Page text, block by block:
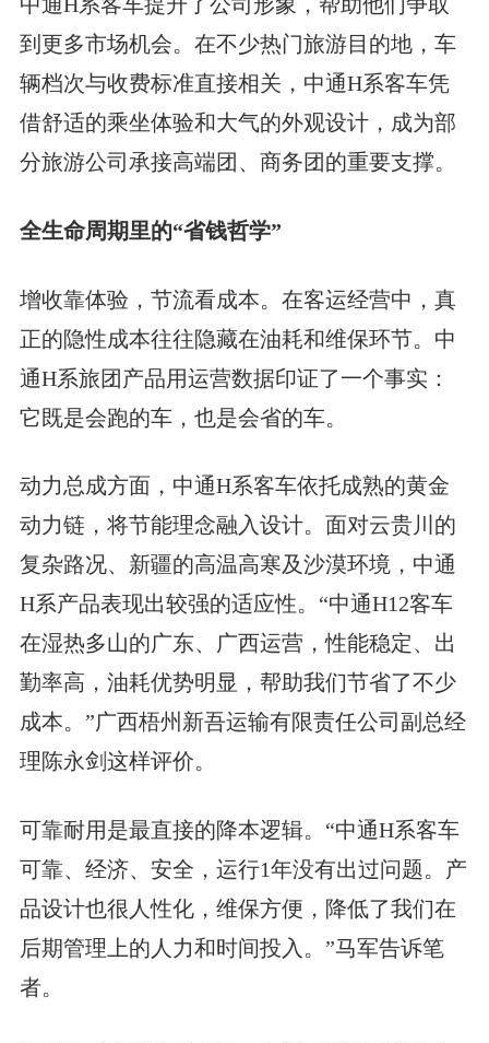
到更多市场机会。在不少热门旅游目的地，车
辆档次与收费标准直接相关，中通H系客车凭
借舒适的乘坐体验和大气的外观设计，成为部
分旅游公司承接高端团、商务团的重要支撑。
全生命周期里的“省钱哲学”
增收靠体验，节流看成本。在客运经营中，真
正的隐性成本往往隐藏在油耗和维保环节。中
通H系旅团产品用运营数据印证了一个事实：
它既是会跑的车，也是会省的车。
动力总成方面，中通H系客车依托成熟的黄金
动力链，将节能理念融入设计。面对云贵川的
复杂路况、新疆的高温高寒及沙漠环境，中通
H系产品表现出较强的适应性。“中通H12客车
在湿热多山的广东、广西运营，性能稳定、出
勤率高，油耗优势明显，帮助我们节省了不少
成本。”广西梧州新吾运输有限责任公司副总经
理陈永剑这样评价。
可靠耐用是最直接的降本逻辑。“中通H系客车
可靠、经济、安全，运行1年没有出过问题。产
品设计也很人性化，维保方便，降低了我们在
后期管理上的人力和时间投入。”马军告诉笔
者。